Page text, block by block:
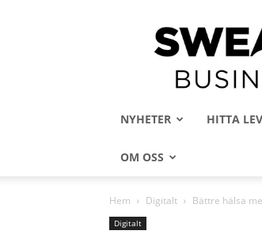
NYHETER HITTA
OM OSS
Hem Digitalt Bättre hälsa
Digitalt